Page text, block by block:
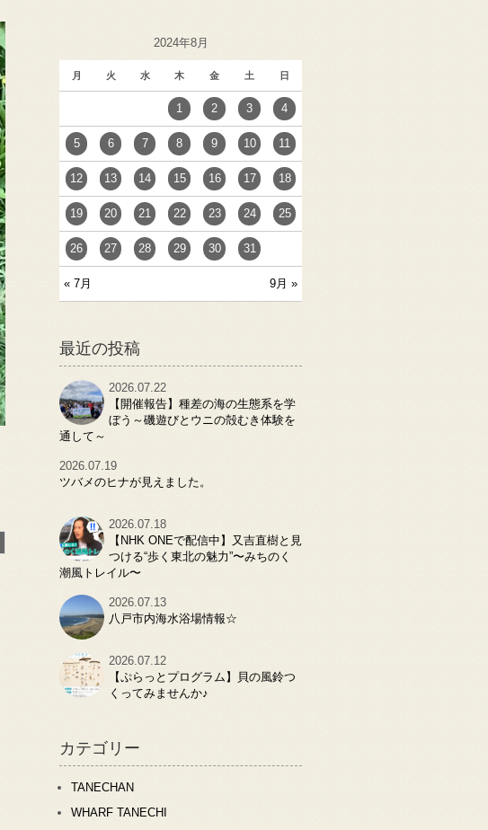
2024年8月
月 火 水 木 金 土 日
« 7月 9月 »
1 2 3 4
5 6 7 8 9 10 11
12 13 14 15 16 17 18
19 20 21 22 23 24 25
26 27 28 29 30 31
最近の投稿
2026.07.22
【開催報告】種差の海の生態系を学
ぼう～磯遊びとウニの殻むき体験を
通して～
2026.07.19
ツバメのヒナが見えました。
2026.07.18
【NHK ONEで配信中】又吉直樹と見
つける“歩く東北の魅力”〜みちのく
潮風トレイル〜
2026.07.13
八戸市内海水浴場情報☆
2026.07.12
【ぷらっとプログラム】貝の風鈴つ
くってみませんか♪
カテゴリー
TANECHAN
WHARF TANECHI